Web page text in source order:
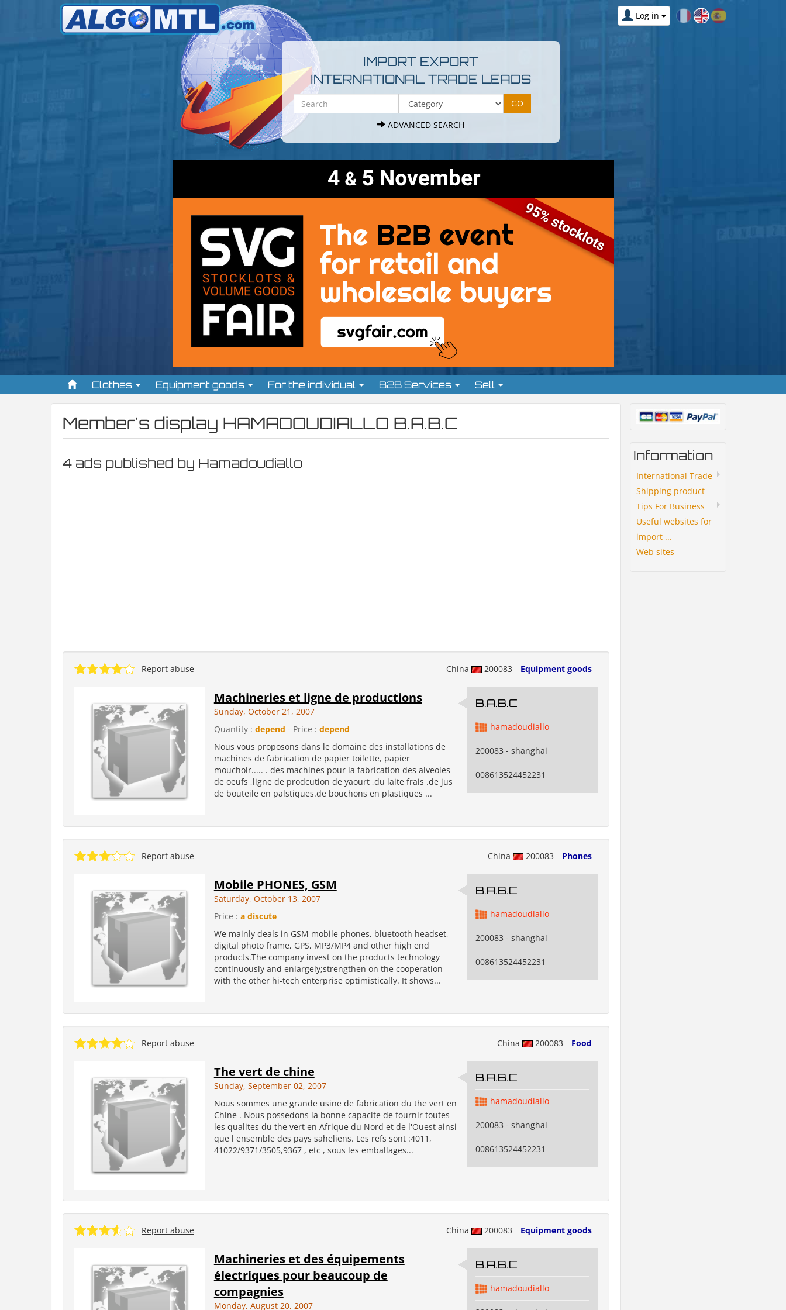
Log in
IMPORT EXPORT
INTERNATIONAL TRADE LEADS
ADVANCED SEARCH
Clothes Equipment goods For the individual B2B Services Sell
Member's display HAMADOUDIALLO B.A.B.C
4 ads published by Hamadoudiallo
China 200083 Equipment goods
Report abuse
Machineries et ligne de productions
Sunday, October 21, 2007
Quantity : depend - Price : depend
Nous vous proposons dans le domaine des installations de
machines de fabrication de papier toilette, papier
mouchoir..... . des machines pour la fabrication des alveoles
de oeufs ,ligne de prodcution de yaourt ,du laite frais .de jus
de bouteile en palstiques.de bouchons en plastiques ...
B.A.B.C
hamadoudiallo
200083 - shanghai
008613524452231
China 200083 Phones
Report abuse
Mobile PHONES, GSM
Saturday, October 13, 2007
Price : a discute
We mainly deals in GSM mobile phones, bluetooth headset,
digital photo frame, GPS, MP3/MP4 and other high end
products.The company invest on the products technology
continuously and enlargely;strengthen on the cooperation
with the other hi-tech enterprise optimistically. It shows...
B.A.B.C
hamadoudiallo
200083 - shanghai
008613524452231
China 200083 Food
Report abuse
The vert de chine
Sunday, September 02, 2007
Nous sommes une grande usine de fabrication du the vert en
Chine . Nous possedons la bonne capacite de fournir toutes
les qualites du the vert en Afrique du Nord et de l'Ouest ainsi
que l ensemble des pays saheliens. Les refs sont :4011,
41022/9371/3505,9367 , etc , sous les emballages...
B.A.B.C
hamadoudiallo
200083 - shanghai
008613524452231
China 200083 Equipment goods
Report abuse
Machineries et des équipements
électriques pour beaucoup de
compagnies
Monday, August 20, 2007
B.A.B.C
hamadoudiallo
Information
International Trade
Shipping product
Tips For Business
Useful websites for
import ...
Web sites